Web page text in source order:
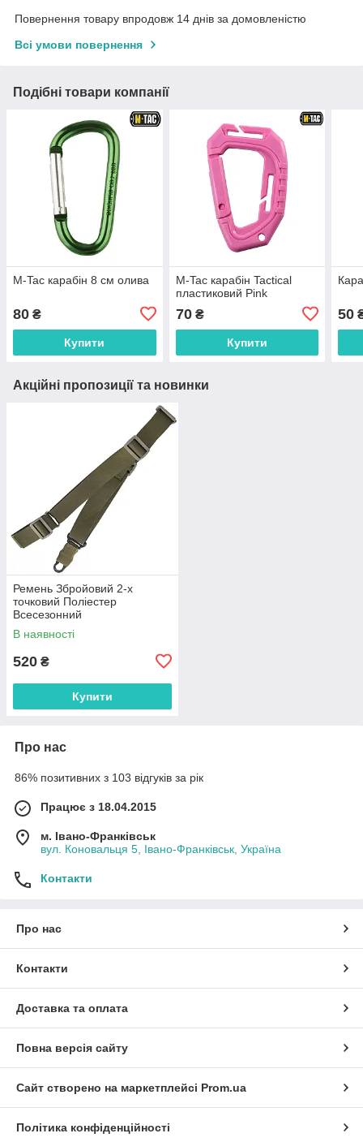
Повернення товару впродовж 14 днів за домовленістю
Всі умови повернення
Подібні товари компанії
M-Tac карабін 8 см олива
80 ₴
Купити
M-Tac карабін Tactical
пластиковий Pink
70₴
Купити
50
Акційні пропозиції та новинки
Ремень Збройовий 2-х
точковий Поліестер
Всесезонний
В наявності
520 ₴
Купити
Про нас
86% позитивних з 103 відгуків за рік
Працює з 18.04.2015
м. Івано-Франківськ
вул. Коновальця 5, Івано-Франківськ, Україна
Контакти
Про нас
Контакти
Доставка та оплата
Повна версія сайту
Сайт створено на маркетплейсі Prom.ua
Політика конфіденційності